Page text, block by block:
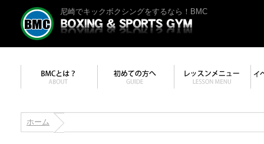
尼崎でキックボクシングをするなら！BMC
ホーム